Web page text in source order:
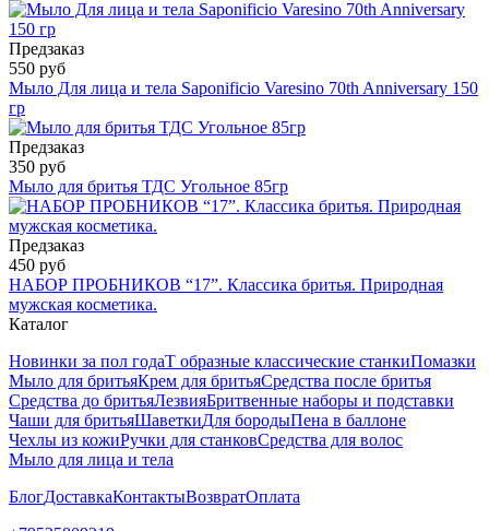
Предзаказ
550 руб
Мыло Для лица и тела Saponificio Varesino 70th Anniversary 150
гр
Предзаказ
350 руб
Мыло для бритья ТДС Угольное 85гр
Предзаказ
450 руб
НАБОР ПРОБНИКОВ “17”. Классика бритья. Природная
мужская косметика.
Каталог
Новинки за пол годаТ образные классические станкиПомазки
Мыло для бритьяКрем для бритьяСредства после бритья
Средства до бритьяЛезвияБритвенные наборы и подставки
Чаши для бритьяШаветкиДля бородыПена в баллоне
Чехлы из кожиРучки для станковСредства для волос
Мыло для лица и тела
БлогДоставкаКонтактыВозвратОплата